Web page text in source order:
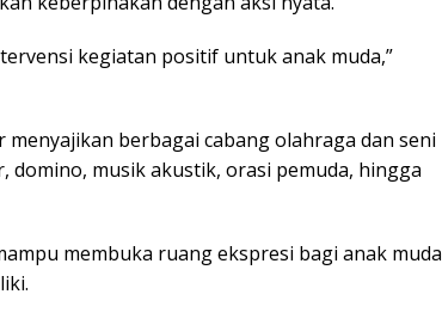
kegiatan positif untuk anak muda,”
berbagai cabang olahraga dan seni
domino, musik akustik, orasi pemuda, hingga
membuka ruang ekspresi bagi anak muda